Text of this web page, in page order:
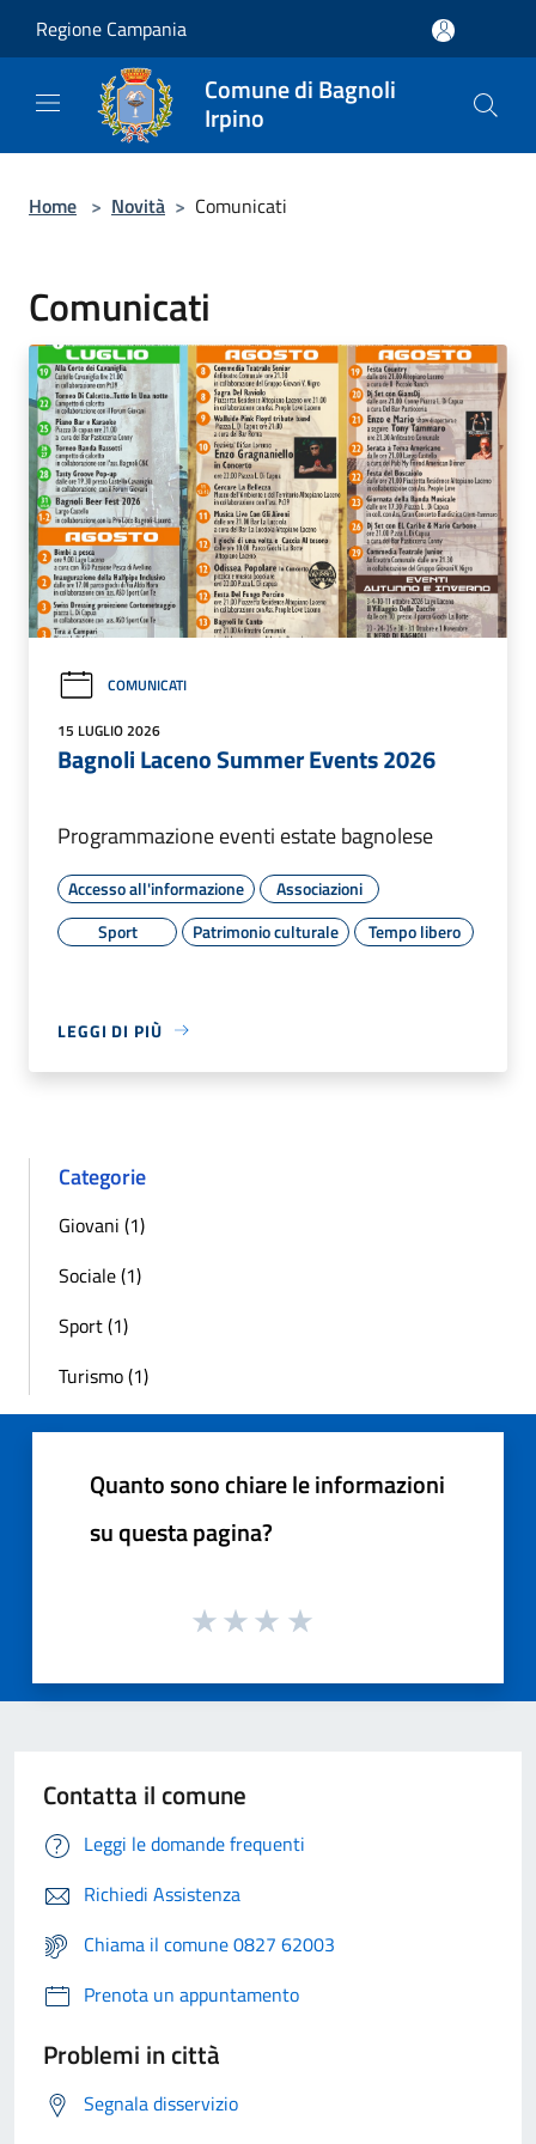
Regione Campania
Comune di Bagnoli
Irpino
Home > Novità > Comunicati
Comunicati
COMUNICATI
15 LUGLIO 2026
Bagnoli Laceno Summer Events 2026
Programmazione eventi estate bagnolese
Accesso all'informazione
Associazioni
Sport
Patrimonio culturale Tempo libero
LEGGI DI PIÙ
Categorie
Giovani (1)
Sociale (1)
Sport (1)
Turismo (1)
Quanto sono chiare le informazioni
su questa pagina?
Contatta il comune
Leggi le domande frequenti
Richiedi Assistenza
Chiama il comune 0827 62003
Prenota un appuntamento
Problemi in città
Segnala disservizio